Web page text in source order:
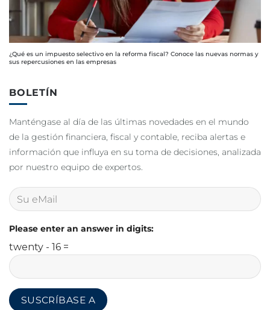
¿Qué es un impuesto selectivo en la reforma fiscal? Conoce las nuevas normas y
sus repercusiones en las empresas
BOLETÍN
Manténgase al día de las últimas novedades en el mundo
de la gestión financiera, fiscal y contable, reciba alertas e
información que influya en su toma de decisiones, analizada
por nuestro equipo de expertos.
Please enter an answer in digits:
twenty - 16 =